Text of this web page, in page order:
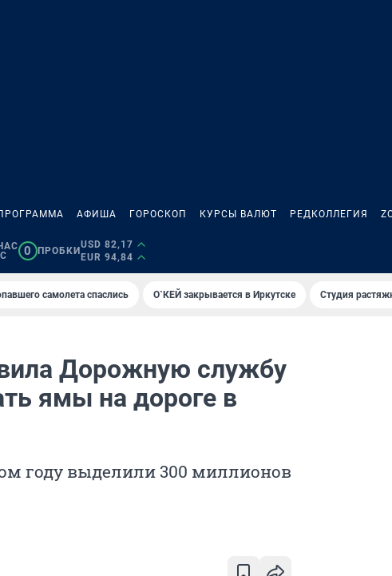
АФИША ГОРОСКОП КУРСЫ ВАЛЮТ РЕДКОЛЛЕГИЯ
0 ПРОБКИ
USD 82,17
EUR 94,84
самолета спаслись О`КЕЙ закрывается в Иркутске Студия
Дорожную службу
ямы на дороге в
году выделили 300 миллионов